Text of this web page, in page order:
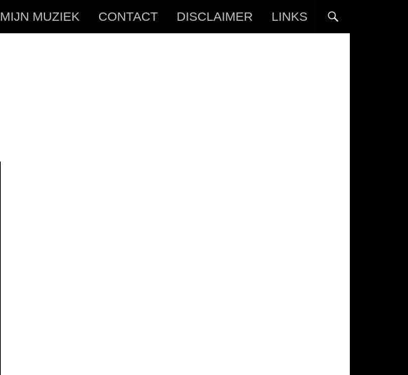
MIJN MUZIEK CONTACT DISCLAIMER LINKS